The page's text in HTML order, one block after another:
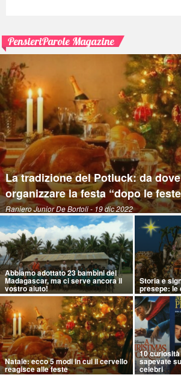
PensieriParole Magazine
La tradizione del Potluck: da
organizzare la festa “dopo le
Raniero Junior De Bortoli- 19 dic 2022
Abbiamo adottato 23 bambini del
Madagascar, ma ci serve ancora il
vostro aiuto!
Storia e
presepe: le
Natale: ecco 5 modi in cui il cervello
reagisce alle feste
10
sapevate
celebri